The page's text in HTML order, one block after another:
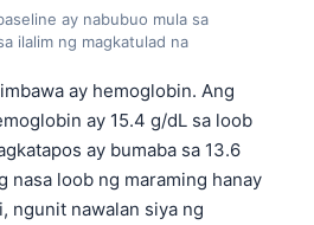
ay nabubuo mula sa
ilalim ng magkatulad na
ay hemoglobin. Ang
ay 15.4 g/dL sa loob
ay bumaba sa 13.6
nasa loob ng maraming hanay
ngunit nawalan siya ng